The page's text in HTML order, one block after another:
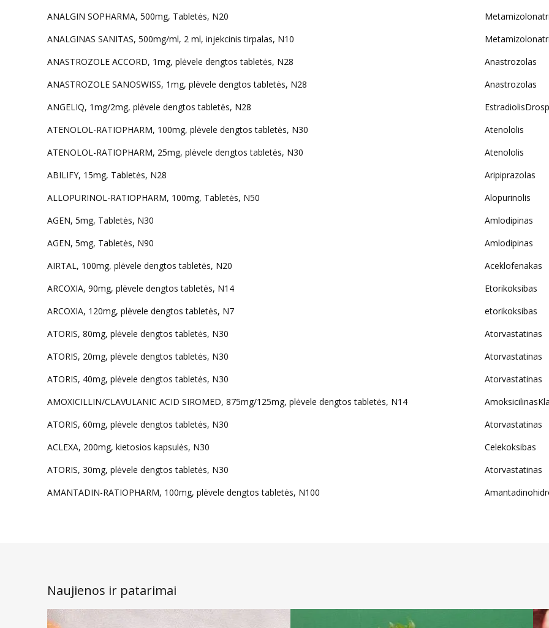
ANALGIN SOPHARMA, 500mg, Tabletės, N20
ANALGINAS SANITAS, 500mg/ml, 2 ml, injekcinis tirpalas, N10
ANASTROZOLE ACCORD, 1mg, plėvele dengtos tabletės, N28
Anastrozolas
ANASTROZOLE SANOSWISS, 1mg, plėvele dengtos tabletės, N28
Anastrozolas
ANGELIQ, 1mg/2mg, plėvele dengtos tabletės, N28
ATENOLOL-RATIOPHARM, 100mg, plėvele dengtos tabletės, N30
Atenololis
ATENOLOL-RATIOPHARM, 25mg, plėvele dengtos tabletės, N30
Atenololis
ABILIFY, 15mg, Tabletės, N28
Aripiprazolas
ALLOPURINOL-RATIOPHARM, 100mg, Tabletės, N50
Alopurinolis
AGEN, 5mg, Tabletės, N30
Amlodipinas
AGEN, 5mg, Tabletės, N90
Amlodipinas
AIRTAL, 100mg, plėvele dengtos tabletės, N20
Aceklofenakas
ARCOXIA, 90mg, plėvele dengtos tabletės, N14
Etorikoksibas
ARCOXIA, 120mg, plėvele dengtos tabletės, N7
etorikoksibas
ATORIS, 80mg, plėvele dengtos tabletės, N30
Atorvastatinas
ATORIS, 20mg, plėvele dengtos tabletės, N30
Atorvastatinas
ATORIS, 40mg, plėvele dengtos tabletės, N30
Atorvastatinas
AMOXICILLIN/CLAVULANIC ACID SIROMED, 875mg/125mg, plėvele dengtos tabletės, N14
ATORIS, 60mg, plėvele dengtos tabletės, N30
Atorvastatinas
ACLEXA, 200mg, kietosios kapsulės, N30
Celekoksibas
ATORIS, 30mg, plėvele dengtos tabletės, N30
Atorvastatinas
AMANTADIN-RATIOPHARM, 100mg, plėvele dengtos tabletės, N100
Naujienos ir patarimai